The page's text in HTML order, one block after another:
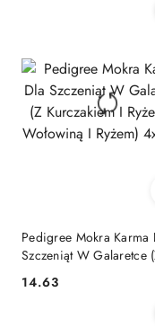
Pedigree Mokra Karma
Szczeniąt W Galaretce
Wołowiną I Ryżem)
Cena:
14.63